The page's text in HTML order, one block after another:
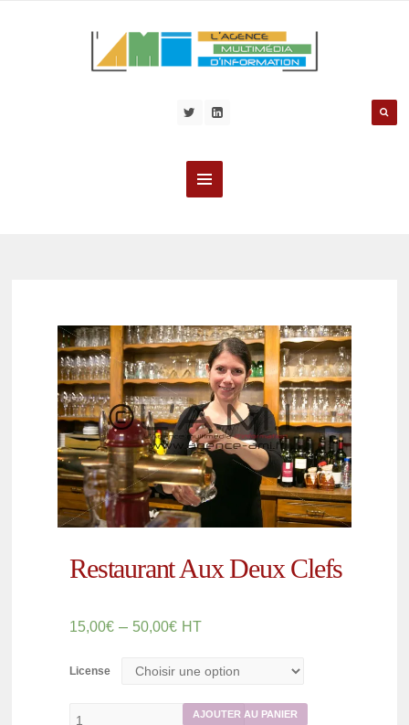
Restaurant Aux Deux Clefs
15,00€ – 50,00€ HT
License
AJOUTER AU PANIER